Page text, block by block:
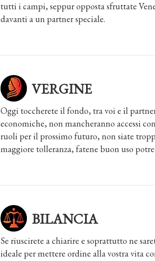
tutti i campi, seppur opposta sfruttate
davanti a un partner speciale.
VERGINE
Oggi toccherete il fondo, tra voi e il
economiche, non mancheranno accessi
ruoli per il prossimo futuro, non siate
maggiore tolleranza, fatene buon uso
BILANCIA
Se riuscirete a chiarire e soprattutto ne
ideale per mettere ordine alla vostra vita